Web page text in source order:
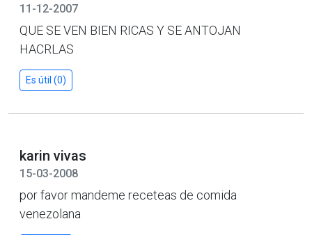
11-12-2007
QUE SE VEN BIEN RICAS Y SE ANTOJAN
HACRLAS
Es útil (0)
karin vivas
15-03-2008
por favor mandeme receteas de comida
venezolana